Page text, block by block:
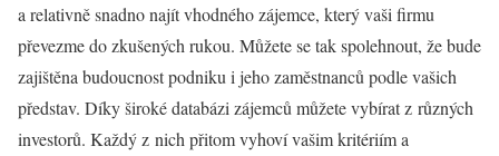
a relativně snadno najít vhodného zájemce, který vaši firmu
převezme do zkušených rukou. Můžete se tak spolehnout, že bude
zajištěna budoucnost podniku i jeho zaměstnanců podle vašich
představ. Díky široké databázi zájemců můžete vybírat z různých
investorů. Každý z nich přitom vyhoví vašim kritériím a